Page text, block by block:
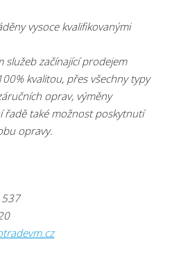
vysoce kvalifikovanými
služeb začínající prodejem
kvalitou, přes všechny typy
oprav, výměny
řadě také možnost poskytnutí
opravy.